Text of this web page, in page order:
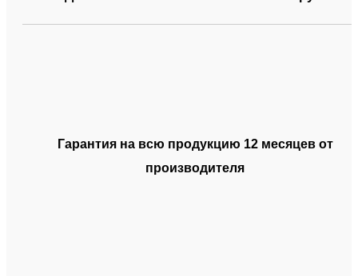
Гарантия на всю продукцию 12 месяцев от
производителя